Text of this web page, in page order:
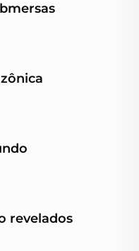
revelados